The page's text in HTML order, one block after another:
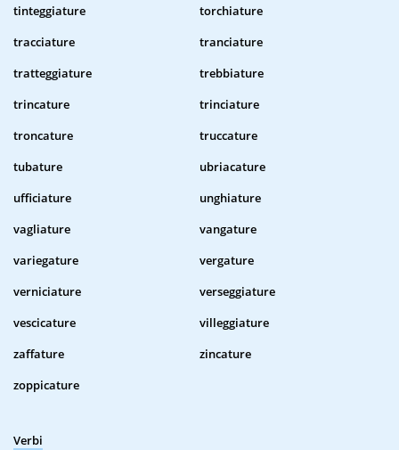
tinteggiature
torchiature
tracciature
tranciature
tratteggiature
trebbiature
trincature
trinciature
troncature
truccature
tubature
ubriacature
ufficiature
unghiature
vagliature
vangature
variegature
vergature
verniciature
verseggiature
vescicature
villeggiature
zaffature
zincature
zoppicature
Verbi